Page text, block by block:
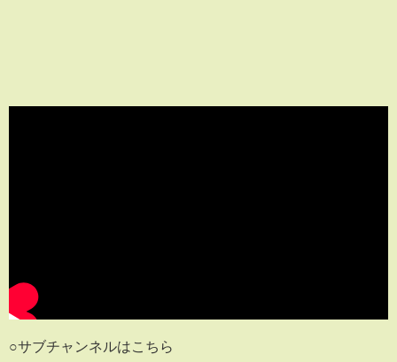
○サブチャンネルはこちら